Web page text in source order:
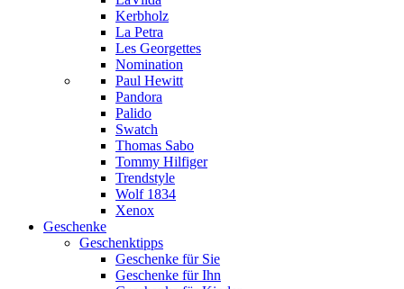
Kerbholz
La Petra
Les Georgettes
Nomination
Paul Hewitt
Pandora
Palido
Swatch
Thomas Sabo
Tommy Hilfiger
Trendstyle
Wolf 1834
Xenox
Geschenke
Geschenktipps
Geschenke für Sie
Geschenke für Ihn